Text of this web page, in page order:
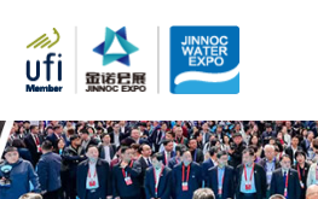
首
第4
届内